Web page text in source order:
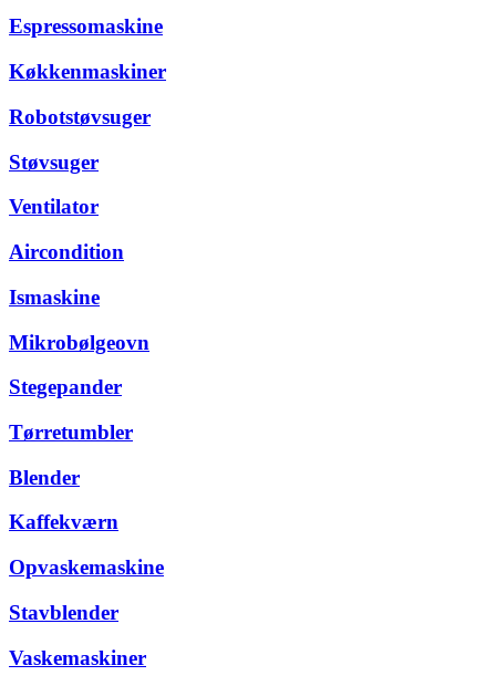
Espressomaskine
Køkkenmaskiner
Robotstøvsuger
Støvsuger
Ventilator
Aircondition
Ismaskine
Mikrobølgeovn
Stegepander
Tørretumbler
Blender
Kaffekværn
Opvaskemaskine
Stavblender
Vaskemaskiner